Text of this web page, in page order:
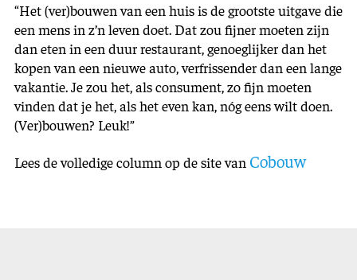
“Het (ver)bouwen van een huis is de grootste uitgave die
een mens in z’n leven doet. Dat zou fijner moeten zijn
dan eten in een duur restaurant, genoeglijker dan het
kopen van een nieuwe auto, verfrissender dan een lange
vakantie. Je zou het, als consument, zo fijn moeten
vinden dat je het, als het even kan, nóg eens wilt doen.
(Ver)bouwen? Leuk!”
Lees de volledige column op de site van Cobouw